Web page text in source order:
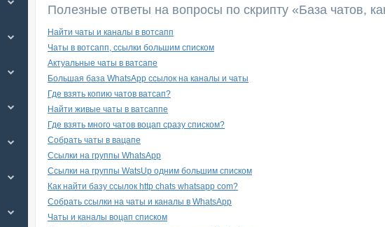
Полезные ответы на вопросы по скрипту «База чатов,
Найти чаты и каналы в вотсапп
Чаты в вотсапп, ссылки большим списком
Актуальные чаты в ватсапе
Большая база WhatsApp ссылок на каналы и чаты
Где взять копию чатов ватсап?
Найти живые чаты в ватсаппе
Где взять много чатов воцап сразу списком?
Собрать чаты в вацапе
Ссылки на группы WhatsApp
Ссылки на группы WatsUp одним большим списком
Как найти базу ссылок http chats whatsapp com?
Собрать ссылки на чаты и каналы в WhatsApp
Чаты и каналы воцап списком